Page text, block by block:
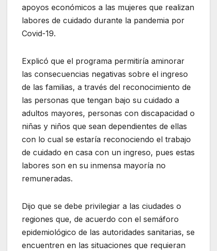
apoyos económicos a las mujeres que realizan
labores de cuidado durante la pandemia por
Covid-19.
Explicó que el programa permitiría aminorar
las consecuencias negativas sobre el ingreso
de las familias, a través del reconocimiento de
las personas que tengan bajo su cuidado a
adultos mayores, personas con discapacidad o
niñas y niños que sean dependientes de ellas
con lo cual se estaría reconociendo el trabajo
de cuidado en casa con un ingreso, pues estas
labores son en su inmensa mayoría no
remuneradas.
Dijo que se debe privilegiar a las ciudades o
regiones que, de acuerdo con el semáforo
epidemiológico de las autoridades sanitarias, se
encuentren en las situaciones que requieran